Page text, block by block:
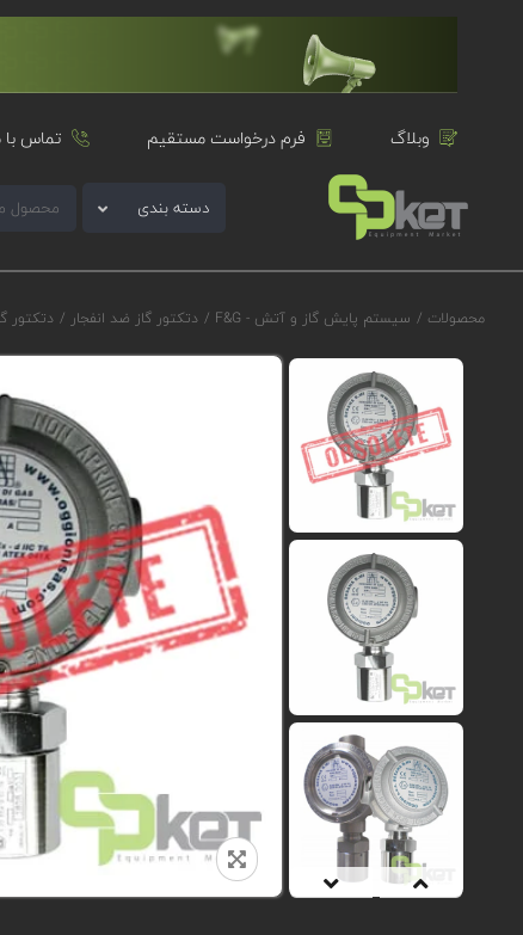
وبلاگ فرم درخواست مستقیم تماس با
دسته بندی
محصولات / سیستم پایش گاز و آتش - F&G / دتکتور گاز ضد انفجار / دتکتور